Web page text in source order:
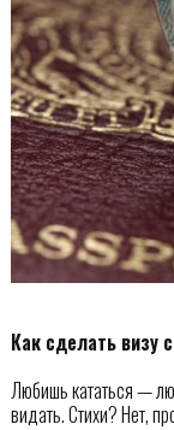
Как сделать визу
Любишь кататься —
видать. Стихи? Нет,